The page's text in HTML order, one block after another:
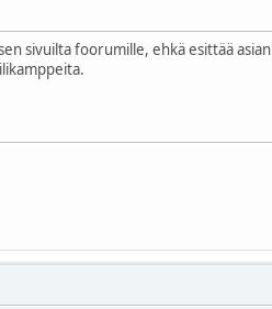
sivuilta foorumille, ehkä esittää